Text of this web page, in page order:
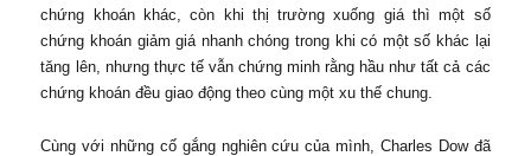
chứng khoán khác, còn khi thị trường xuống giá thì một số
chứng khoán giảm giá nhanh chóng trong khi có một số khác lại
tăng lên, nhưng thực tế vẫn chứng minh rằng hầu như tất cả các
chứng khoán đều giao động theo cùng một xu thế chung.
Cùng với những cố gắng nghiên cứu của mình, Charles Dow đã